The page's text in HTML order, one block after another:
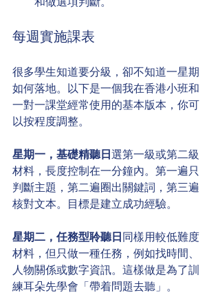
每週實施課表
很多學生知道要分級，卻不知道一星期
如何落地。以下是一個我在香港小班和
一對一課堂經常使用的基本版本，你可
以按程度調整。
星期一，基礎精聽日選第一級或第二級
材料，長度控制在一分鐘內。第一遍只
判斷主題，第二遍圈出關鍵詞，第三遍
核對文本。目標是建立成功經驗。
星期二，任務型聆聽日同樣用較低難度
材料，但只做一種任務，例如找時間、
人物關係或數字資訊。這樣做是為了訓
練耳朵先學會「帶着問題去聽」。